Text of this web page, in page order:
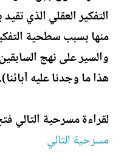
التفكير العقلي الذي
منها بسبب سطحية
والسير على نهج
هذا ما وجدنا عليه آبائنا).
لقراءة مسرحية التالي
مسرحية التالي